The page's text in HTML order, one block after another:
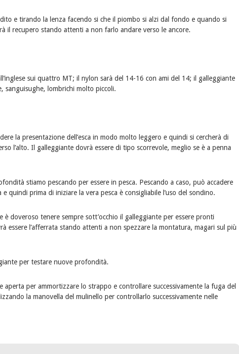
e tirando la lenza facendo si che il piombo si alzi dal fondo e quando si
il recupero stando attenti a non farlo andare verso le ancore.
sui quattro MT; il nylon sarà del 14-16 con ami del 14; il galleggiante
sanguisughe, lombrichi molto piccoli.
la presentazione dell’esca in modo molto leggero e quindi si cercherà di
l’alto. Il galleggiante dovrà essere di tipo scorrevole, meglio se è a penna
stiamo pescando per essere in pesca. Pescando a caso, può accadere
quindi prima di iniziare la vera pesca è consigliabile l’uso del sondino.
doveroso tenere sempre sott’occhio il galleggiante per essere pronti
essere l’afferrata stando attenti a non spezzare la montatura, magari sul più
per testare nuove profondità.
per ammortizzare lo strappo e controllare successivamente la fuga del
la manovella del mulinello per controllarlo successivamente nelle